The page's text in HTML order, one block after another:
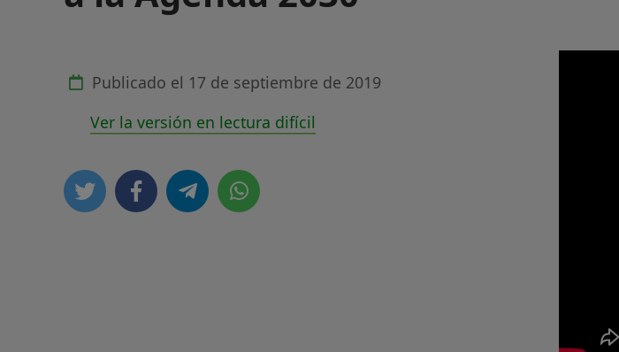
Publicado el 17 de septiembre de 2019
Ver la versión en lectura difícil